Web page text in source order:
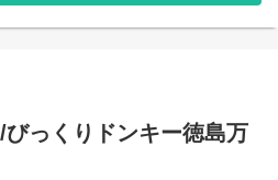
ルの片付け 等
オーダーになります。
掃業務
っくりドンキー徳島万